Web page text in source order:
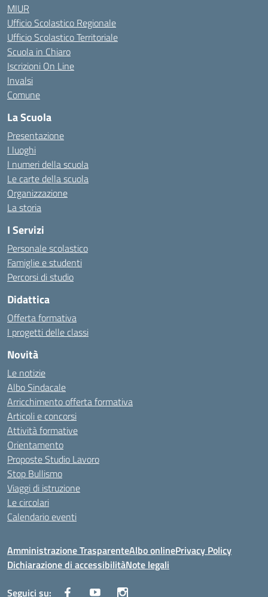
MIUR
Ufficio Scolastico Regionale
Ufficio Scolastico Territoriale
Scuola in Chiaro
Iscrizioni On Line
Invalsi
Comune
La Scuola
Presentazione
I luoghi
I numeri della scuola
Le carte della scuola
Organizzazione
La storia
I Servizi
Personale scolastico
Famiglie e studenti
Percorsi di studio
Didattica
Offerta formativa
I progetti delle classi
Novità
Le notizie
Albo Sindacale
Arricchimento offerta formativa
Articoli e concorsi
Attività formative
Orientamento
Proposte Studio Lavoro
Stop Bullismo
Viaggi di istruzione
Le circolari
Calendario eventi
Amministrazione TrasparenteAlbo onlinePrivacy Policy
Dichiarazione di accessibilitàNote legali
Seguici su: